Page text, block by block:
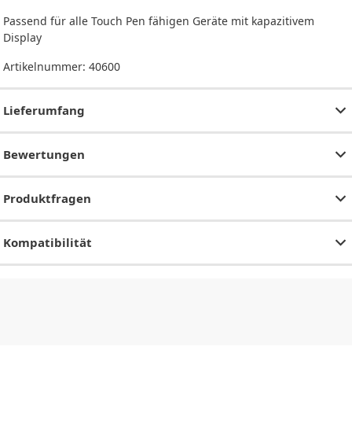
Passend für alle Touch Pen fähigen Geräte mit kapazitivem
Display
Artikelnummer: 40600
Lieferumfang
Bewertungen
Produktfragen
Kompatibilität